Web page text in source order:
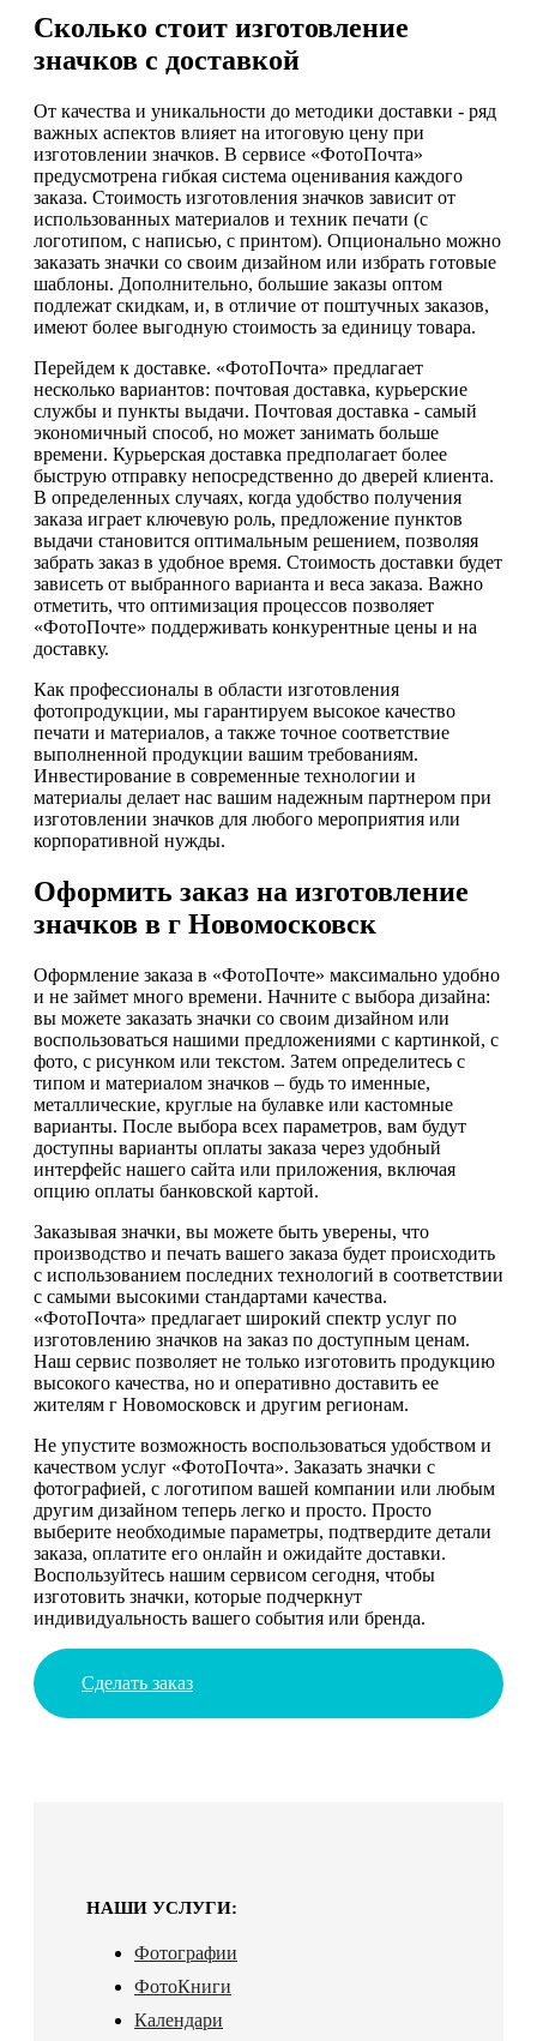
Сколько стоит изготовление
значков с доставкой
От качества и уникальности до методики доставки - ряд
важных аспектов влияет на итоговую цену при
изготовлении значков. В сервисе «ФотоПочта»
предусмотрена гибкая система оценивания каждого
заказа. Стоимость изготовления значков зависит от
использованных материалов и техник печати (с
логотипом, с написью, с принтом). Опционально можно
заказать значки со своим дизайном или избрать готовые
шаблоны. Дополнительно, большие заказы оптом
подлежат скидкам, и, в отличие от поштучных заказов,
имеют более выгодную стоимость за единицу товара.
Перейдем к доставке. «ФотоПочта» предлагает
несколько вариантов: почтовая доставка, курьерские
службы и пункты выдачи. Почтовая доставка - самый
экономичный способ, но может занимать больше
времени. Курьерская доставка предполагает более
быструю отправку непосредственно до дверей клиента.
В определенных случаях, когда удобство получения
заказа играет ключевую роль, предложение пунктов
выдачи становится оптимальным решением, позволяя
забрать заказ в удобное время. Стоимость доставки будет
зависеть от выбранного варианта и веса заказа. Важно
отметить, что оптимизация процессов позволяет
«ФотоПочте» поддерживать конкурентные цены и на
доставку.
Как профессионалы в области изготовления
фотопродукции, мы гарантируем высокое качество
печати и материалов, а также точное соответствие
выполненной продукции вашим требованиям.
Инвестирование в современные технологии и
материалы делает нас вашим надежным партнером при
изготовлении значков для любого мероприятия или
корпоративной нужды.
Оформить заказ на изготовление
значков в г Новомосковск
Оформление заказа в «ФотоПочте» максимально удобно
и не займет много времени. Начните с выбора дизайна:
вы можете заказать значки со своим дизайном или
воспользоваться нашими предложениями с картинкой, с
фото, с рисунком или текстом. Затем определитесь с
типом и материалом значков – будь то именные,
металлические, круглые на булавке или кастомные
варианты. После выбора всех параметров, вам будут
доступны варианты оплаты заказа через удобный
интерфейс нашего сайта или приложения, включая
опцию оплаты банковской картой.
Заказывая значки, вы можете быть уверены, что
производство и печать вашего заказа будет происходить
с использованием последних технологий в соответствии
с самыми высокими стандартами качества.
«ФотоПочта» предлагает широкий спектр услуг по
изготовлению значков на заказ по доступным ценам.
Наш сервис позволяет не только изготовить продукцию
высокого качества, но и оперативно доставить ее
жителям г Новомосковск и другим регионам.
Не упустите возможность воспользоваться удобством и
качеством услуг «ФотоПочта». Заказать значки с
фотографией, с логотипом вашей компании или любым
другим дизайном теперь легко и просто. Просто
выберите необходимые параметры, подтвердите детали
заказа, оплатите его онлайн и ожидайте доставки.
Воспользуйтесь нашим сервисом сегодня, чтобы
изготовить значки, которые подчеркнут
индивидуальность вашего события или бренда.
Сделать заказ
НАШИ УСЛУГИ:
Фотографии
ФотоКниги
Календари